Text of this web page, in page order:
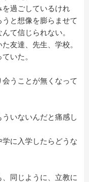
過ごしているけれ
と想像を膨らませて
て信じられない。
友達、先生、学校。
いた。
うことが無くなって
いないんだと痛感し
に入学したらどうな
同じように、立教に